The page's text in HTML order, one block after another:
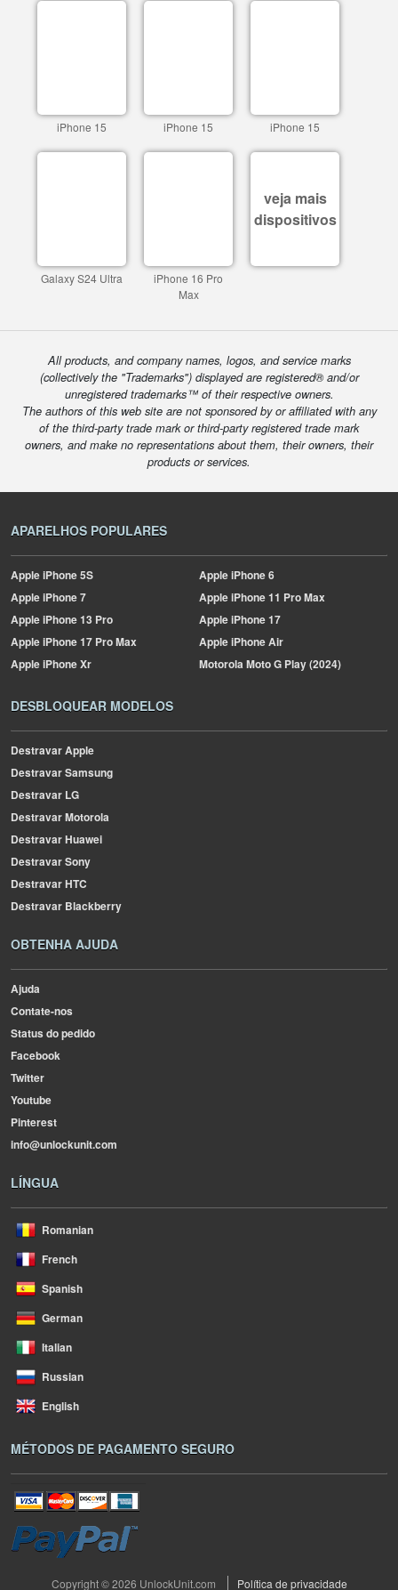
iPhone 15 iPhone 15 iPhone 15
Galaxy S24 Ultra
iPhone 16 Pro
Max
veja mais
dispositivos
All products, and company names, logos, and service marks
(collectively the "Trademarks") displayed are registered® and/or
unregistered trademarks™ of their respective owners.
The authors of this web site are not sponsored by or affiliated with any
of the third-party trade mark or third-party registered trade mark
owners, and make no representations about them, their owners, their
products or services.
APARELHOS POPULARES
AppleiPhone 5S AppleiPhone 6
AppleiPhone 7 AppleiPhone 11 Pro Max
AppleiPhone 13 Pro AppleiPhone 17
AppleiPhone 17 Pro Max AppleiPhone Air
AppleiPhone Xr MotorolaMoto G Play (2024)
DESBLOQUEAR MODELOS
Destravar Apple
Destravar Samsung
Destravar LG
Destravar Motorola
Destravar Huawei
Destravar Sony
Destravar HTC
Destravar Blackberry
OBTENHA AJUDA
Ajuda
Contate-nos
Status do pedido
Facebook
Twitter
Youtube
Pinterest
info@unlockunit.com
LÍNGUA
Romanian
French
Spanish
German
Italian
Russian
English
MÉTODOS DE PAGAMENTO SEGURO
Copyright © 2026 UnlockUnit.com Política de privacidade